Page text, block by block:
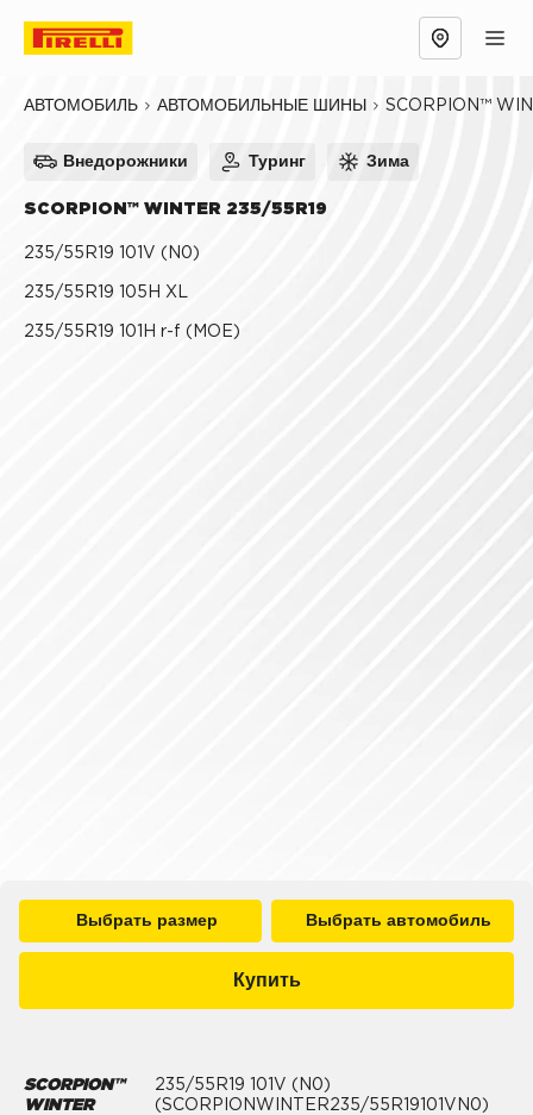
АВТОМОБИЛЬ АВТОМОБИЛЬНЫЕ ШИНЫ SCORPION™
Внедорожники Туринг Зима
SCORPION™ WINTER 235/55R19
235/55R19 101V (N0)
235/55R19 105H XL
235/55R19 101H r-f (MOE)
Выбрать размер Выбрать автомобиль
Купить
SCORPION™
WINTER
235/55R19 101V (N0)
(SCORPIONWINTER235/55R19101VN0)